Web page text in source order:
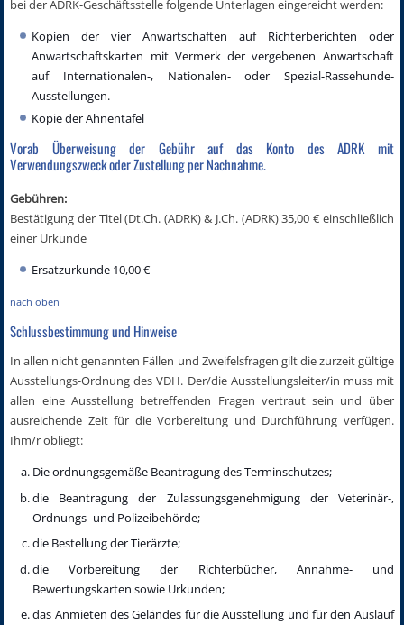
bei der ADRK-Geschäftsstelle folgende Unterlagen eingereicht werden:
Kopien der vier Anwartschaften auf Richterberichten oder
Anwartschaftskarten mit Vermerk der vergebenen Anwartschaft
auf Internationalen-, Nationalen- oder Spezial-Rassehunde-
Ausstellungen.
Kopie der Ahnentafel
Vorab Überweisung der Gebühr auf das Konto des ADRK mit
Verwendungszweck oder Zustellung per Nachnahme.
Gebühren:
Bestätigung der Titel (Dt.Ch. (ADRK) & J.Ch. (ADRK) 35,00 € einschließlich
einer Urkunde
Ersatzurkunde 10,00 €
nach oben
Schlussbestimmung und Hinweise
In allen nicht genannten Fällen und Zweifelsfragen gilt die zurzeit gültige
Ausstellungs-Ordnung des VDH. Der/die Ausstellungsleiter/in muss mit
allen eine Ausstellung betreffenden Fragen vertraut sein und über
ausreichende Zeit für die Vorbereitung und Durchführung verfügen.
Ihm/r obliegt:
Die ordnungsgemäße Beantragung des Terminschutzes;
die Beantragung der Zulassungsgenehmigung der Veterinär-,
Ordnungs- und Polizeibehörde;
die Bestellung der Tierärzte;
die Vorbereitung der Richterbücher, Annahme- und
Bewertungskarten sowie Urkunden;
das Anmieten des Geländes für die Ausstellung und für den Auslauf